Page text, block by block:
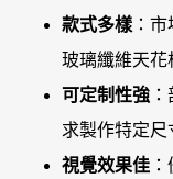
款式多樣 ：
玻璃纖維天花
可定制性強
求製作特定尺
視覺效果佳